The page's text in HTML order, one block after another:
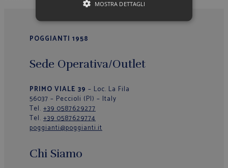
POGGIANTI 1958
Sede Operativa/Outlet
PRIMO VIALE 39 – Loc. La Fila
56037 – Peccioli (PI) – Italy
Tel. +39 0587629277
Tel. +39 0587629774
poggianti@poggianti.it
Chi Siamo
MOSTRA DETTAGLI